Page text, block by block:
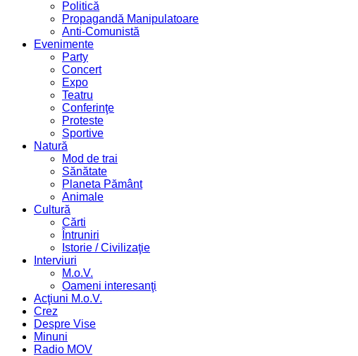
Politică
Propagandă Manipulatoare
Anti-Comunistă
Evenimente
Party
Concert
Expo
Teatru
Conferinţe
Proteste
Sportive
Natură
Mod de trai
Sănătate
Planeta Pământ
Animale
Cultură
Cărti
Întruniri
Istorie / Civilizaţie
Interviuri
M.o.V.
Oameni interesanţi
Acţiuni M.o.V.
Crez
Despre Vise
Minuni
Radio MOV